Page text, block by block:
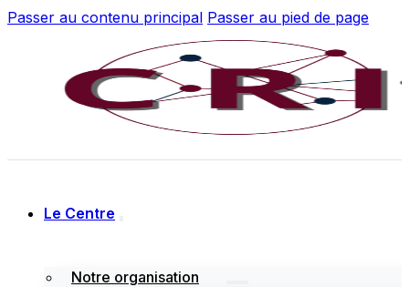
Passer au contenu principal Passer au pied de page
Le Centre
Notre organisation